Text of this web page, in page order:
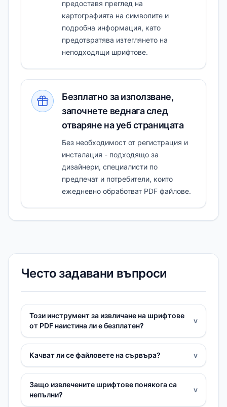
предоставя преглед на
картографията на символите и
подробна информация, като
предотвратява изтеглянето на
неподходящи шрифтове.
Безплатно за използване,
започнете веднага след
отваряне на уеб страницата
Без необходимост от регистрация и
инсталация - подходящо за
дизайнери, специалисти по
предпечат и потребители, които
ежедневно обработват PDF файлове.
Често задавани въпроси
Този инструмент за извличане на шрифтове
от PDF наистина ли е безплатен?
v
Качват ли се файловете на сървъра? v
Защо извлечените шрифтове понякога са
непълни?
v